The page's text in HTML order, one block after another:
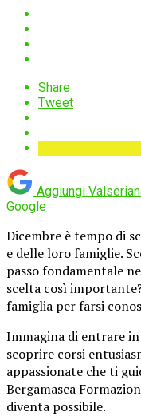
Share
Tweet
Aggiungi
Google
Dicembre è tempo di
e delle loro famiglie.
passo fondamentale
scelta così
famiglia per farsi
Immagina di entrare
scoprire corsi
appassionate che ti
Bergamasca
diventa possibile.